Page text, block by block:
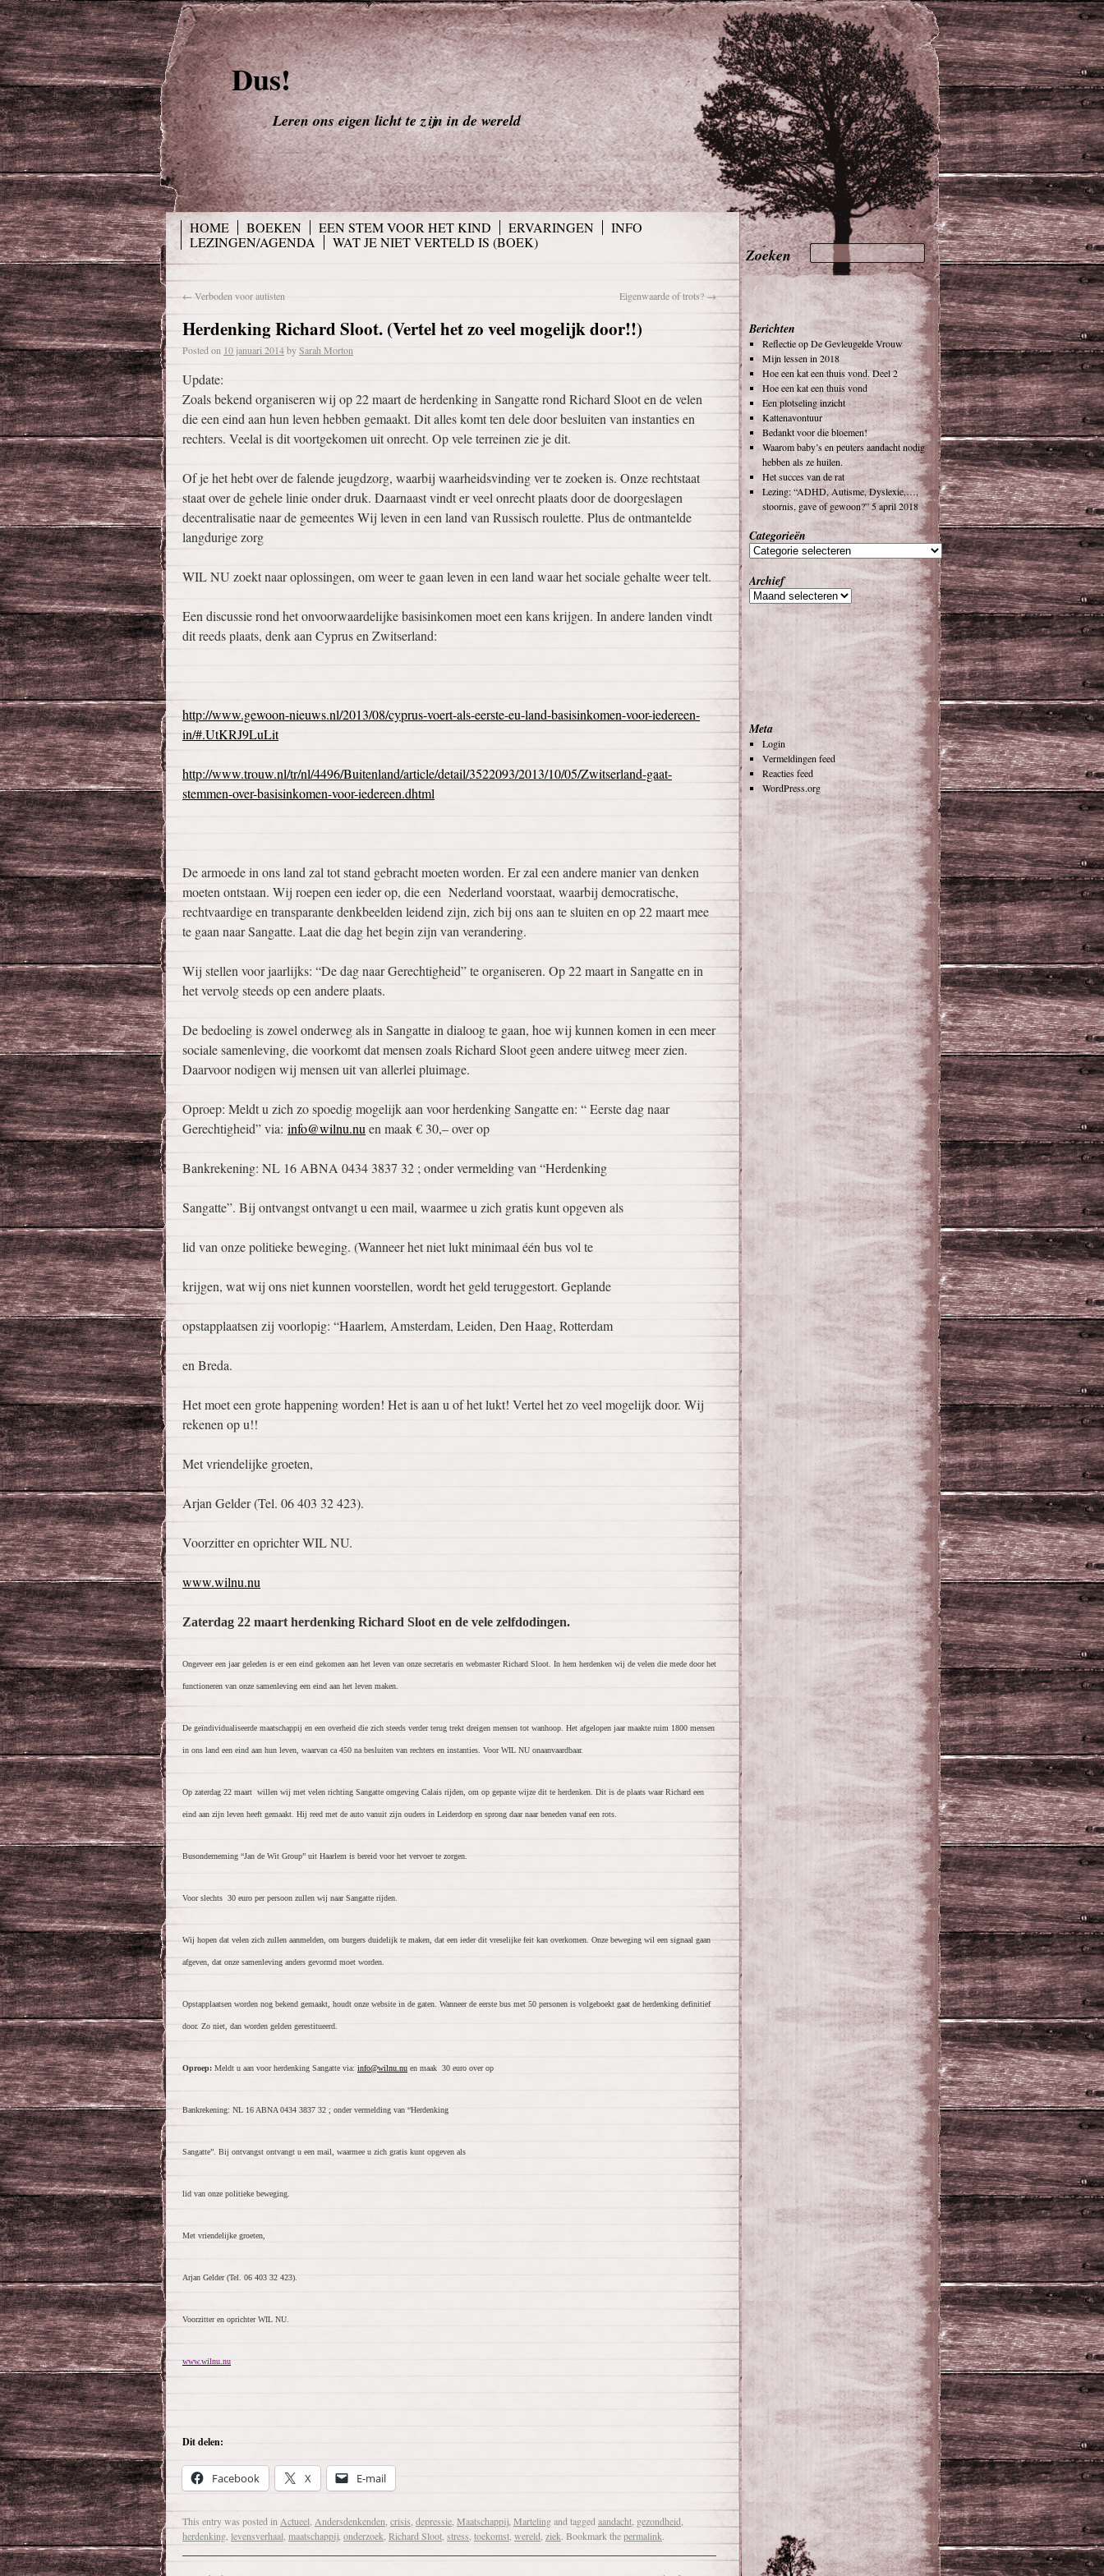
Dus!
Leren ons eigen licht te zijn in de wereld
HOME BOEKEN EEN STEM VOOR HET KIND ERVARINGEN
INFO
LEZINGEN/AGENDA
WAT JE NIET VERTELD IS (BOEK)
← Verboden voor autisten Eigenwaarde of trots? →
Herdenking Richard Sloot. (Vertel het zo veel mogelijk door!!)
Posted on 10 januari 2014bySarah Morton
Update:
Zoals bekend organiseren wij op 22 maart de herdenking in Sangatte rond Richard Sloot en de velen
die een eind aan hun leven hebben gemaakt. Dit alles komt ten dele door besluiten van instanties en
rechters. Veelal is dit voortgekomen uit onrecht. Op vele terreinen zie je dit.
Of je het hebt over de falende jeugdzorg, waarbij waarheidsvinding ver te zoeken is. Onze rechtstaat
staat over de gehele linie onder druk. Daarnaast vindt er veel onrecht plaats door de doorgeslagen
decentralisatie naar de gemeentes Wij leven in een land van Russisch roulette. Plus de ontmantelde
langdurige zorg
WIL NU zoekt naar oplossingen, om weer te gaan leven in een land waar het sociale gehalte weer telt.
Een discussie rond het onvoorwaardelijke basisinkomen moet een kans krijgen. In andere landen vindt
dit reeds plaats, denk aan Cyprus en Zwitserland:
http://www.gewoon-nieuws.nl/2013/08/cyprus-voert-als-eerste-eu-land-basisinkomen-voor-iedereen-
in/#.UtKRJ9LuLit
http://www.trouw.nl/tr/nl/4496/Buitenland/article/detail/3522093/2013/10/05/Zwitserland-gaat-
stemmen-over-basisinkomen-voor-iedereen.dhtml
De armoede in ons land zal tot stand gebracht moeten worden. Er zal een andere manier van denken
moeten ontstaan. Wij roepen een ieder op, die een Nederland voorstaat, waarbij democratische,
rechtvaardige en transparante denkbeelden leidend zijn, zich bij ons aan te sluiten en op 22 maart mee
te gaan naar Sangatte. Laat die dag het begin zijn van verandering.
Wij stellen voor jaarlijks: “De dag naar Gerechtigheid” te organiseren. Op 22 maart in Sangatte en in
het vervolg steeds op een andere plaats.
De bedoeling is zowel onderweg als in Sangatte in dialoog te gaan, hoe wij kunnen komen in een meer
sociale samenleving, die voorkomt dat mensen zoals Richard Sloot geen andere uitweg meer zien.
Daarvoor nodigen wij mensen uit van allerlei pluimage.
Oproep: Meldt u zich zo spoedig mogelijk aan voor herdenking Sangatte en: “ Eerste dag naar
Gerechtigheid” via: info@wilnu.nu en maak € 30,– over op
Bankrekening: NL 16 ABNA 0434 3837 32 ; onder vermelding van “Herdenking
Sangatte”. Bij ontvangst ontvangt u een mail, waarmee u zich gratis kunt opgeven als
lid van onze politieke beweging. (Wanneer het niet lukt minimaal één bus vol te
krijgen, wat wij ons niet kunnen voorstellen, wordt het geld teruggestort. Geplande
opstapplaatsen zij voorlopig: “Haarlem, Amsterdam, Leiden, Den Haag, Rotterdam
en Breda.
Het moet een grote happening worden! Het is aan u of het lukt! Vertel het zo veel mogelijk door. Wij
rekenen op u!!
Met vriendelijke groeten,
Arjan Gelder (Tel. 06 403 32 423).
Voorzitter en oprichter WIL NU.
www.wilnu.nu
Zaterdag 22 maart herdenking Richard Sloot en de vele zelfdodingen.
Ongeveer een jaar geleden is er een eind gekomen aan het leven van onze secretaris en webmaster Richard Sloot. In hem herdenken wij de velen die mede door het
functioneren van onze samenleving een eind aan het leven maken.
De geïndividualiseerde maatschappij en een overheid die zich steeds verder terug trekt dreigen mensen tot wanhoop. Het afgelopen jaar maakte ruim 1800 mensen
in ons land een eind aan hun leven, waarvan ca 450 na besluiten van rechters en instanties. Voor WIL NU onaanvaardbaar.
Op zaterdag 22 maart willen wij met velen richting Sangatte omgeving Calais rijden, om op gepaste wijze dit te herdenken. Dit is de plaats waar Richard een
eind aan zijn leven heeft gemaakt. Hij reed met de auto vanuit zijn ouders in Leiderdorp en sprong daar naar beneden vanaf een rots.
Busonderneming “Jan de Wit Group” uit Haarlem is bereid voor het vervoer te zorgen.
Voor slechts 30 euro per persoon zullen wij naar Sangatte rijden.
Wij hopen dat velen zich zullen aanmelden, om burgers duidelijk te maken, dat een ieder dit vreselijke feit kan overkomen. Onze beweging wil een signaal gaan
afgeven, dat onze samenleving anders gevormd moet worden.
Opstapplaatsen worden nog bekend gemaakt, houdt onze website in de gaten. Wanneer de eerste bus met 50 personen is volgeboekt gaat de herdenking definitief
door. Zo niet, dan worden gelden gerestitueerd.
Oproep: Meldt u aan voor herdenking Sangatte via: info@wilnu.nu en maak 30 euro over op
Bankrekening: NL 16 ABNA 0434 3837 32 ; onder vermelding van “Herdenking
Sangatte”. Bij ontvangst ontvangt u een mail, waarmee u zich gratis kunt opgeven als
lid van onze politieke beweging.
Met vriendelijke groeten,
Arjan Gelder (Tel. 06 403 32 423).
Voorzitter en oprichter WIL NU.
www.wilnu.nu
Dit delen:
Facebook X E-mail
This entry was posted in Actueel Andersdenkenden crisis depressie Maatschappij Martelingand tagged aandacht gezondheid
herdenking levensverhaal maatschappij onderzoek Richard Sloot stress toekomst wereld ziek. Bookmark thepermalink.
Berichten
Reflectie op De Gevleugelde Vrouw
Mijn lessen in 2018
Hoe een kat een thuis vond. Deel 2
Hoe een kat een thuis vond
Een plotseling inzicht
Kattenavontuur
Bedankt voor die bloemen!
Waarom baby’s en peuters aandacht nodig
hebben als ze huilen.
Het succes van de rat
Lezing: “ADHD, Autisme, Dyslexie,…,
stoornis, gave of gewoon?” 5 april 2018
Categorieën
Archief
Meta
Login
Vermeldingen feed
Reacties feed
WordPress.org